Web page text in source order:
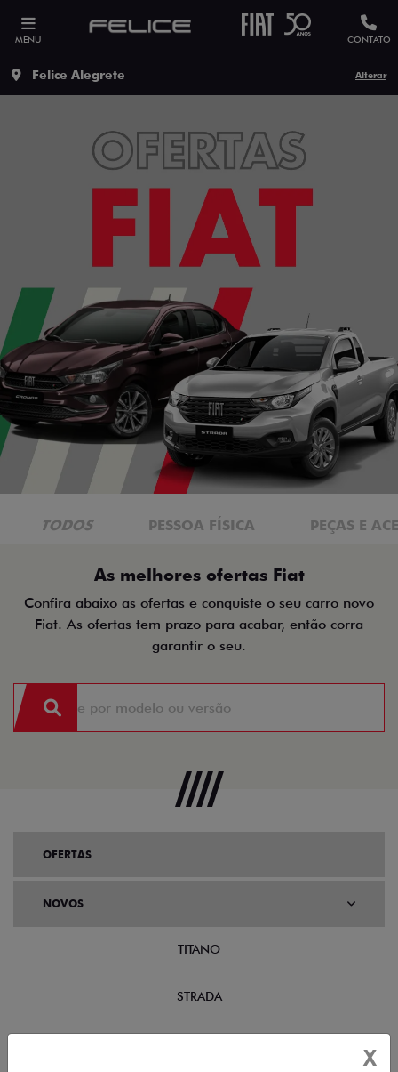
MENU CONTATO
Felice Alegrete Alterar
TODOS PEÇAS E
PESSOA FÍSICA
As melhores ofertas Fiat
Confira abaixo as ofertas e conquiste o seu carro novo
Fiat. As ofertas tem prazo para acabar, então corra
garantir o seu.
OFERTAS
NOVOS
TITANO
STRADA
X